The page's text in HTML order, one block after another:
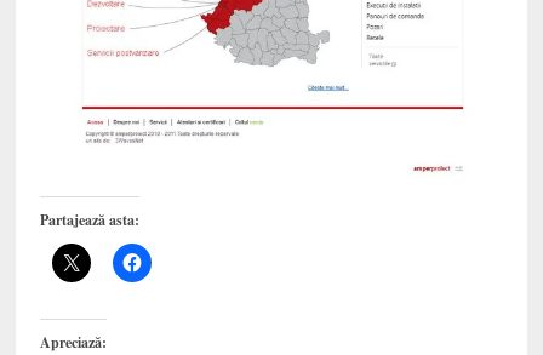
Partajează asta:
Apreciază: